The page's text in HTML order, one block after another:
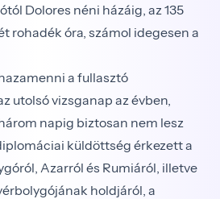
Dolores néni házáig, az 135
rohadék óra, számol idegesen a
a fullasztó
utolsó vizsganap az évben,
napig biztosan nem lesz
küldöttség érkezett a
Azarról és Rumiáról, illetve
holdjáról, a